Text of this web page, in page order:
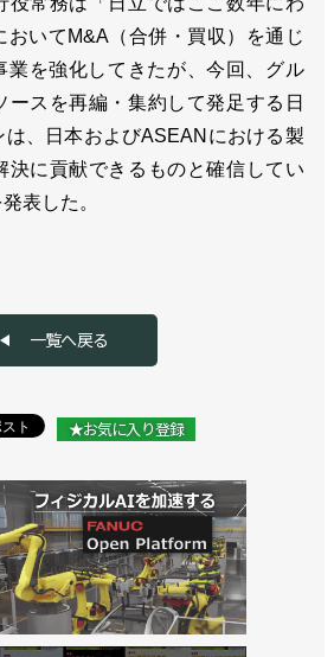
おいてM&A（合併・買収）を通じ
業を強化してきたが、今回、グル
ースを再編・集約して発足する日
は、日本およびASEANにおける製
決に貢献できるものと確信してい
表した。
一覧へ戻る
★お気に入り登録